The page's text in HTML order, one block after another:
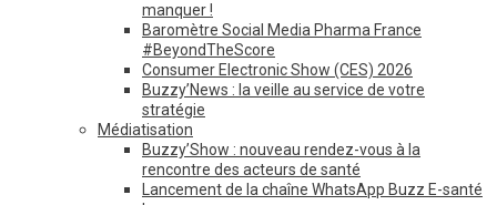
manquer !
Baromètre Social Media Pharma France
#BeyondTheScore
Consumer Electronic Show (CES) 2026
Buzzy’News : la veille au service de votre
stratégie
Médiatisation
Buzzy’Show : nouveau rendez-vous à la
rencontre des acteurs de santé
Lancement de la chaîne WhatsApp Buzz E-santé